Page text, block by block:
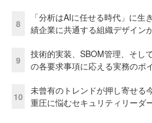
8
「分析はAIに任せる時代」に
績企業に共通する組織デザイン
9
技術的実装、SBOM管理、そ
の各要求事項に応える実務のポ
10
未曾有のトレンドが押し寄せる
重圧に悩むセキュリティリーダ